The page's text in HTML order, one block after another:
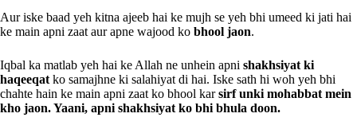
Aur iske baad yeh kitna ajeeb hai ke mujh se yeh bhi umeed ki jati hai
ke main apni zaat aur apne wajood ko bhool jaon.
Iqbal ka matlab yeh hai ke Allah ne unhein apni shakhsiyat ki
haqeeqat ko samajhne ki salahiyat di hai. Iske sath hi woh yeh bhi
chahte hain ke main apni zaat ko bhool karsirf unki mohabbat mein
kho jaon. Yaani, apni shakhsiyat ko bhi bhula doon.